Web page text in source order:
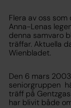
Flera av oss
Anna-Lenas
denna samvaro
träffar. Aktuella
Wienbladet.
Den 6 mars
seniorgruppen
träff på
har blivit både